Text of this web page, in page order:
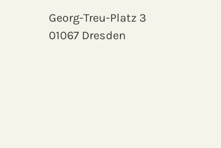
Georg-Treu-Platz 3
01067 Dresden